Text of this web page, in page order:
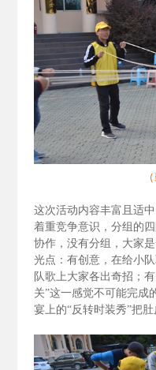
这次活动内容丰富且适
着重竞争意识，分组的
协作，没有分组，大家
光点：有创意，在给小
队歌上大家各出奇招；
关”这一感觉不可能完成
宴上的“反转时装秀”把肚